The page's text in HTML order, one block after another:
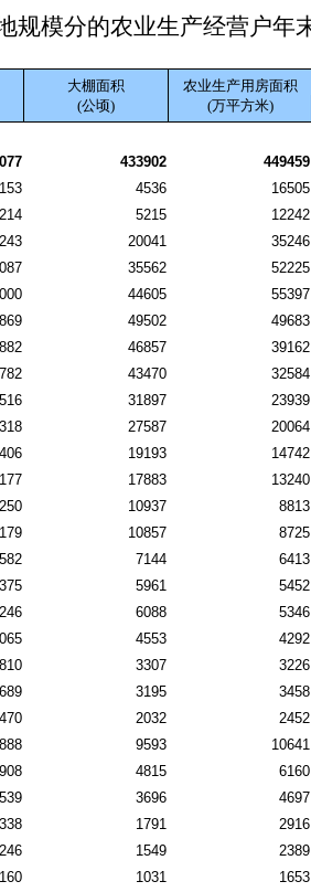
规模分的农业生产经营户年
大棚面积
(公顷)
农业生产用房面积
(万平方米)
433902 449459
4536 16505
5215 12242
20041 35246
35562 52225
44605 55397
49502 49683
46857 39162
43470 32584
31897 23939
27587 20064
19193 14742
17883 13240
10937 8813
10857 8725
7144 6413
5961 5452
6088 5346
4553 4292
810 3307 3226
689 3195 3458
470 2032 2452
9593 10641
908 4815 6160
539 3696 4697
338 1791 2916
246 1549 2389
160 1031 1653